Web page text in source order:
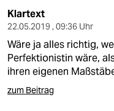
Klartext
22.05.2019 , 09:36 Uhr
Wäre ja alles richtig,
Perfektionistin wäre,
ihren eigenen
zum Beitrag